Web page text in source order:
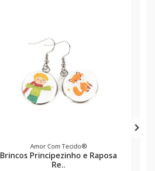
Amor Com Tecido®
Brincos Principezinho e Raposa
Re..